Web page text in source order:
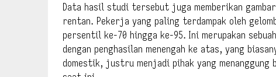
Data hasil studi tersebut juga memberikan
rentan. Pekerja yang paling terdampak oleh
persentil ke-70 hingga ke-95. Ini merupakan
dengan penghasilan menengah ke atas, yang
domestik, justru menjadi pihak yang